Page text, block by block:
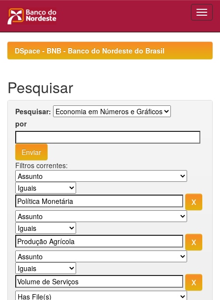
navigationDSpace - BNB - Banco do Nordeste do Brasil
Pesquisar
Pesquisar:
por
Filtros correntes: